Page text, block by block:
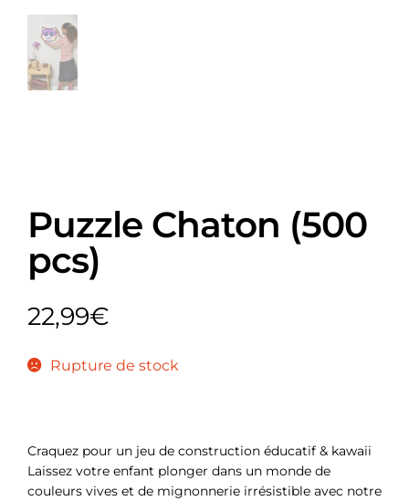
Puzzle Chaton (500
pcs)
22,99€
Rupture de stock
Craquez pour un jeu de construction éducatif & kawaii
Laissez votre enfant plonger dans un monde de
couleurs vives et de mignonnerie irrésistible avec notre